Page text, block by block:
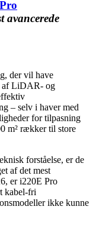
avancerede
der vil have
af LiDAR- og
– selv i haver med
for tilpasning
m² rækker til store
forståelse, er de
af det mest
er i220E Pro
kabel-fri
ikke kunne